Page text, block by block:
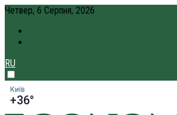
Четвер, 6 Серпня, 2026
RU
Київ
+36°